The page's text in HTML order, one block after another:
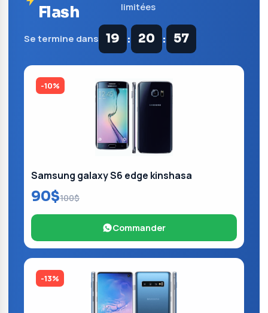
Flash
limitées
Se termine dans 19 : 20 : 56
-10%
Samsung galaxy S6 edge kinshasa
90$100$
Commander
-13%